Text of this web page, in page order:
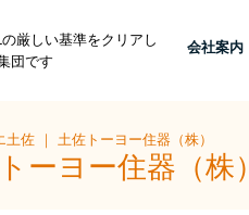
厳しい基準をクリアし
団です
会社案内
土佐 ｜ 土佐トーヨー住器（株）
ーヨー住器（株）